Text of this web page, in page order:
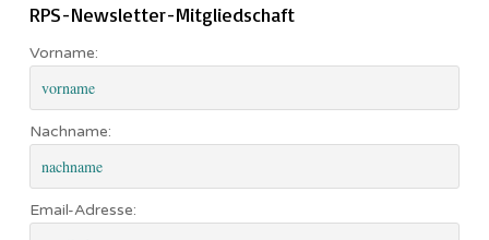
RPS-Newsletter-Mitgliedschaft
Vorname:
Nachname:
Email-Adresse: